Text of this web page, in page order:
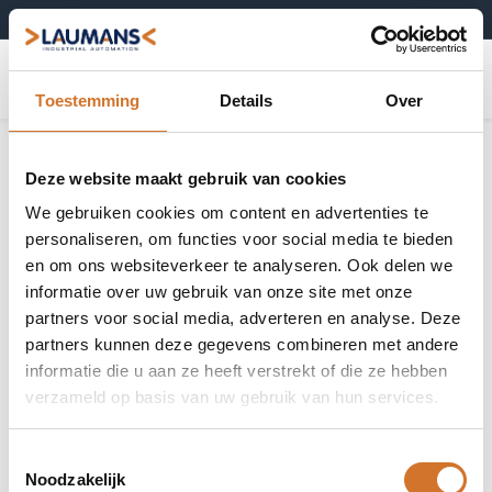
Toestemming Details Over
Deze website maakt gebruik van cookies
We gebruiken cookies om content en advertenties te
personaliseren, om functies voor social media te bieden
en om ons websiteverkeer te analyseren. Ook delen we
informatie over uw gebruik van onze site met onze
partners voor social media, adverteren en analyse. Deze
partners kunnen deze gegevens combineren met andere
informatie die u aan ze heeft verstrekt of die ze hebben
verzameld op basis van uw gebruik van hun services.
Noodzakelijk
0